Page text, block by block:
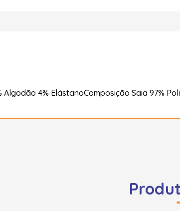
Algodão 4% ElástanoComposição Saia 97%